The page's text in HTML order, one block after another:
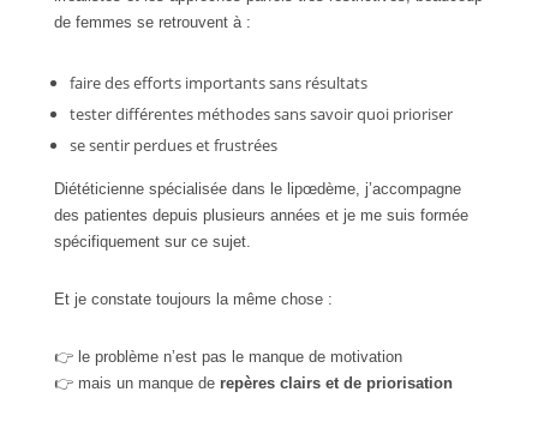
de femmes se retrouvent à :
faire des efforts importants sans résultats
tester différentes méthodes sans savoir quoi prioriser
se sentir perdues et frustrées
Diététicienne spécialisée dans le lipœdème, j’accompagne
des patientes depuis plusieurs années et je me suis formée
spécifiquement sur ce sujet.
Et je constate toujours la même chose :
👉 le problème n’est pas le manque de motivation
👉 mais un manque de repères clairs et de priorisation